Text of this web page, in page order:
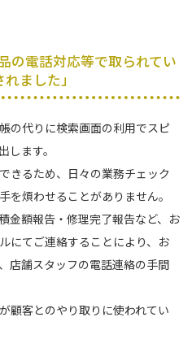
の電話対応等で取られてい
ました」
の代りに検索画面の利用でスピ
します。
きるため、日々の業務チェック
を煩わせることがありません。
金額報告・修理完了報告など、お
にてご連絡することにより、お
店舗スタッフの電話連絡の手間
顧客とのやり取りに使われてい